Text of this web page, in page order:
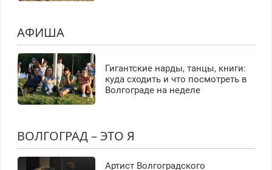
АФИША
Гигантские нарды, танцы, книги:
куда сходить и что посмотреть в
Волгограде на неделе
ВОЛГОГРАД – ЭТО Я
Артист Волгоградского